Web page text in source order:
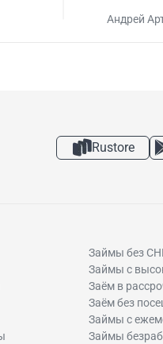
Андрей
Rustore
Займы без
Займы с
Заём в
Заём без
Займы с
Займы